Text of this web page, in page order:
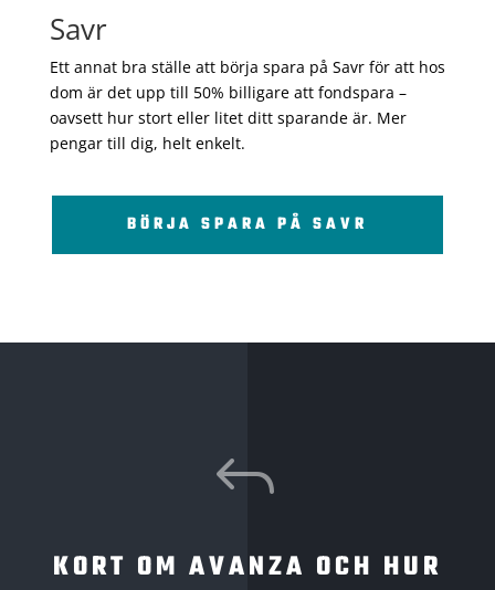
Savr
Ett annat bra ställe att börja spara på Savr för att hos
dom är det upp till 50% billigare att fondspara –
oavsett hur stort eller litet ditt sparande är. Mer
pengar till dig, helt enkelt.
BÖRJA SPARA PÅ SAVR
J
KORT OM AVANZA OCH HUR